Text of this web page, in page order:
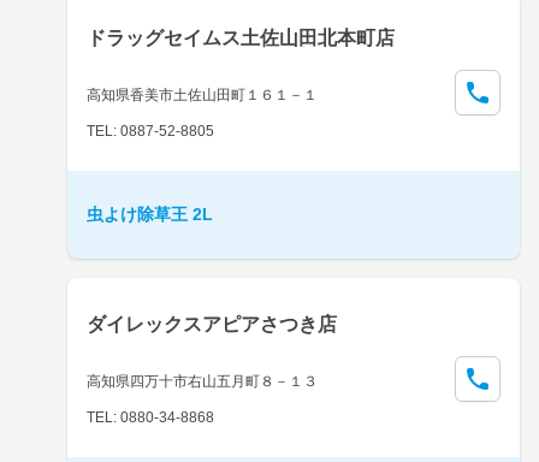
ドラッグセイムス土佐山田北本町店
高知県香美市土佐山田町１６１－１
TEL: 0887-52-8805
虫よけ除草王 2L
ダイレックスアピアさつき店
高知県四万十市右山五月町８－１３
TEL: 0880-34-8868